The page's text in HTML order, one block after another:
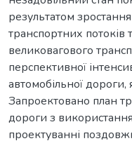
результатом
транспортних потоків
великовагового
перспективної
автомобільної дороги,
Запроектовано план
дороги з
проектуванні